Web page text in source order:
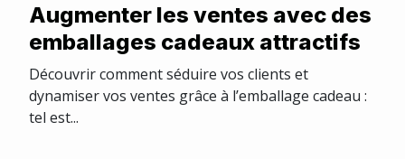
Augmenter les ventes avec des
emballages cadeaux attractifs
Découvrir comment séduire vos clients et
dynamiser vos ventes grâce à l’emballage cadeau :
tel est...